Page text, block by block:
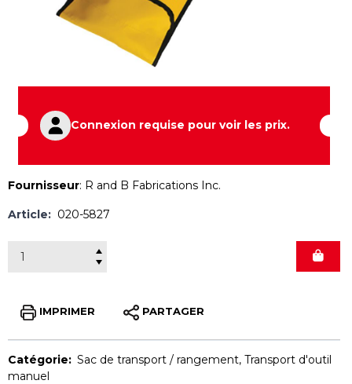
Connexion requise pour voir les prix.
Fournisseur: R and B Fabrications Inc.
Article: 020-5827
IMPRIMER PARTAGER
Catégorie: Sac de transport / rangement, Transport d'outil
manuel